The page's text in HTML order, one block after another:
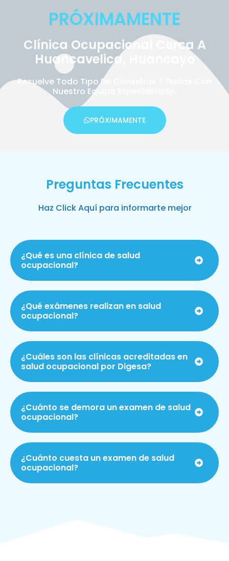
PRÓXIMAMENTE
Clínica Ocupacional Cerca A
Huancavelica, Huancayo
Resuelve Todo Tipo De Consultas Y Dudas Con
Nuestro Equipo Especializado.
PRÓXIMAMENTE
Preguntas Frecuentes
Haz Click Aquí para informarte mejor
¿Qué es una clínica de salud
ocupacional?
¿Qué exámenes realizan en salud
ocupacional?
¿Cuáles son las clínicas acreditadas en
salud ocupacional por Digesa?
¿Cuánto se demora un examen de salud
ocupacional?
¿Cuánto cuesta un examen de salud
ocupacional?